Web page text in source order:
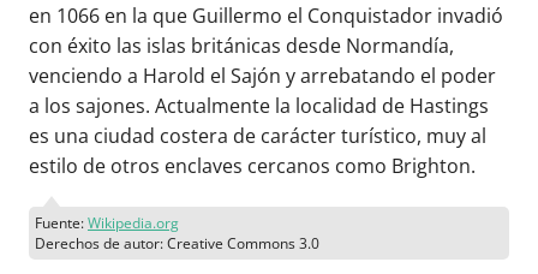
en 1066 en la que Guillermo el Conquistador invadió
con éxito las islas británicas desde Normandía,
venciendo a Harold el Sajón y arrebatando el poder
a los sajones. Actualmente la localidad de Hastings
es una ciudad costera de carácter turístico, muy al
estilo de otros enclaves cercanos como Brighton.
Fuente:Wikipedia.org
Derechos de autor: Creative Commons 3.0